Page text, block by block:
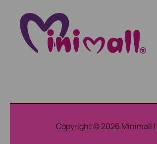
Copyright © 2026 Minimall |